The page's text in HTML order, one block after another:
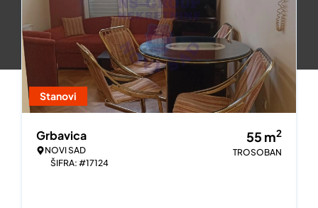
Stanovi
Grbavica
NOVI SAD
ŠIFRA: #17124
55m2
TROSOBAN